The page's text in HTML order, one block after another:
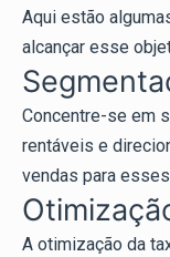
Aqui estão
alcançar esse
Concentre-se em
rentáveis e
vendas para
A otimização da